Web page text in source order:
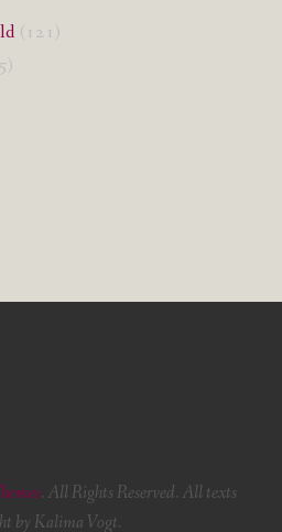
(121)
. All Rights Reserved. All texts
by Kalima Vogt.